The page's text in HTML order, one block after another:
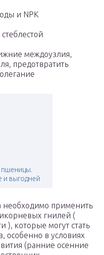
и NPK
междоузлия,
предотвратить
и выгодней
необходимо применить
гнилей (
), которые могут стать
особенно в условиях
(ранние осенние